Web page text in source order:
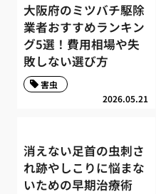
大阪府のミツバチ駆除
業者おすすめランキン
グ5選！費用相場や失
敗しない選び方
2026.05.21
害虫
消えない足首の虫刺さ
れ跡やしこりに悩まな
いための早期治療術